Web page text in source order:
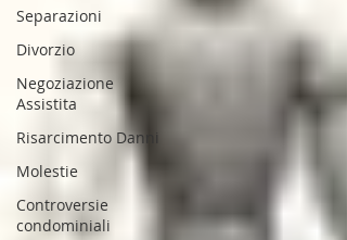
Separazioni
Divorzio
Negoziazione
Assistita
Risarcimento Danni
Molestie
Controversie
condominiali